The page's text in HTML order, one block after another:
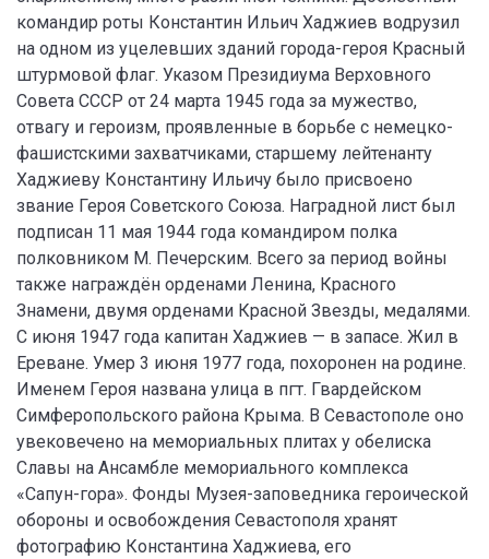
командир роты Константин Ильич Хаджиев водрузил
на одном из уцелевших зданий города-героя Красный
штурмовой флаг. Указом Президиума Верховного
Совета СССР от 24 марта 1945 года за мужество,
отвагу и героизм, проявленные в борьбе с немецко-
фашистскими захватчиками, старшему лейтенанту
Хаджиеву Константину Ильичу было присвоено
звание Героя Советского Союза. Наградной лист был
подписан 11 мая 1944 года командиром полка
полковником М. Печерским. Всего за период войны
также награждён орденами Ленина, Красного
Знамени, двумя орденами Красной Звезды, медалями.
С июня 1947 года капитан Xаджиев — в запасе. Жил в
Ереване. Умер 3 июня 1977 года, похоронен на родине.
Именем Героя названа улица в пгт. Гвардейском
Симферопольского района Крыма. В Севастополе оно
увековечено на мемориальных плитах у обелиска
Славы на Ансамбле мемориального комплекса
«Сапун-гора». Фонды Музея-заповедника героической
обороны и освобождения Севастополя хранят
фотографию Константина Хаджиева, его